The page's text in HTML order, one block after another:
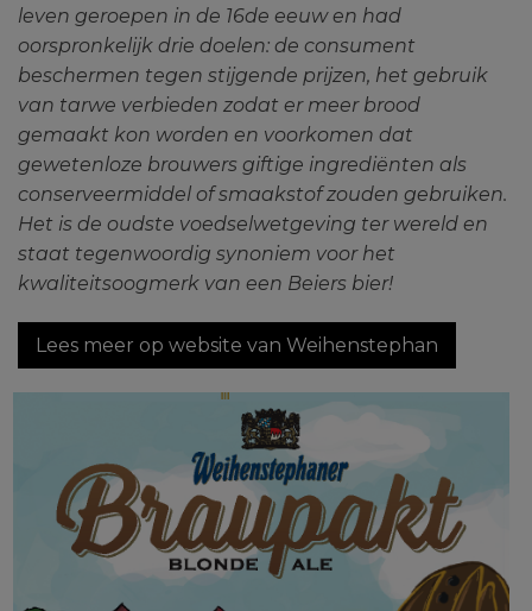
leven geroepen in de 16de eeuw en had
oorspronkelijk drie doelen: de consument
beschermen tegen stijgende prijzen, het gebruik
van tarwe verbieden zodat er meer brood
gemaakt kon worden en voorkomen dat
gewetenloze brouwers giftige ingrediënten als
conserveermiddel of smaakstof zouden gebruiken.
Het is de oudste voedselwetgeving ter wereld en
staat tegenwoordig synoniem voor het
kwaliteitsoogmerk van een Beiers bier!
Lees meer op website van Weihenstephan